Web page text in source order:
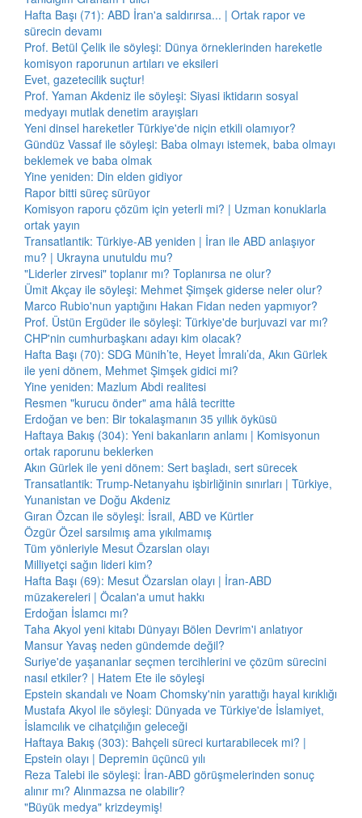
Hafta Başı (71): ABD İran'a saldırırsa... | Ortak rapor ve
sürecin devamı
Prof. Betül Çelik ile söyleşi: Dünya örneklerinden hareketle
komisyon raporunun artıları ve eksileri
Evet, gazetecilik suçtur!
Prof. Yaman Akdeniz ile söyleşi: Siyasi iktidarın sosyal
medyayı mutlak denetim arayışları
Yeni dinsel hareketler Türkiye'de niçin etkili olamıyor?
Gündüz Vassaf ile söyleşi: Baba olmayı istemek, baba olmayı
beklemek ve baba olmak
Yine yeniden: Din elden gidiyor
Rapor bitti süreç sürüyor
Komisyon raporu çözüm için yeterli mi? | Uzman konuklarla
ortak yayın
Transatlantik: Türkiye-AB yeniden | İran ile ABD anlaşıyor
mu? | Ukrayna unutuldu mu?
"Liderler zirvesi" toplanır mı? Toplanırsa ne olur?
Ümit Akçay ile söyleşi: Mehmet Şimşek giderse neler olur?
Marco Rubio'nun yaptığını Hakan Fidan neden yapmıyor?
Prof. Üstün Ergüder ile söyleşi: Türkiye'de burjuvazi var mı?
CHP'nin cumhurbaşkanı adayı kim olacak?
Hafta Başı (70): SDG Münih’te, Heyet İmralı’da, Akın Gürlek
ile yeni dönem, Mehmet Şimşek gidici mi?
Yine yeniden: Mazlum Abdi realitesi
Resmen "kurucu önder" ama hâlâ tecritte
Erdoğan ve ben: Bir tokalaşmanın 35 yıllık öyküsü
Haftaya Bakış (304): Yeni bakanların anlamı | Komisyonun
ortak raporunu beklerken
Akın Gürlek ile yeni dönem: Sert başladı, sert sürecek
Transatlantik: Trump-Netanyahu işbirliğinin sınırları | Türkiye,
Yunanistan ve Doğu Akdeniz
Gıran Özcan ile söyleşi: İsrail, ABD ve Kürtler
Özgür Özel sarsılmış ama yıkılmamış
Tüm yönleriyle Mesut Özarslan olayı
Milliyetçi sağın lideri kim?
Hafta Başı (69): Mesut Özarslan olayı | İran-ABD
müzakereleri | Öcalan'a umut hakkı
Erdoğan İslamcı mı?
Taha Akyol yeni kitabı Dünyayı Bölen Devrim'i anlatıyor
Mansur Yavaş neden gündemde değil?
Suriye'de yaşananlar seçmen tercihlerini ve çözüm sürecini
nasıl etkiler? | Hatem Ete ile söyleşi
Epstein skandalı ve Noam Chomsky'nin yarattığı hayal kırıklığı
Mustafa Akyol ile söyleşi: Dünyada ve Türkiye'de İslamiyet,
İslamcılık ve cihatçılığın geleceği
Haftaya Bakış (303): Bahçeli süreci kurtarabilecek mi? |
Epstein olayı | Depremin üçüncü yılı
Reza Talebi ile söyleşi: İran-ABD görüşmelerinden sonuç
alınır mı? Alınmazsa ne olabilir?
"Büyük medya" krizdeymiş!